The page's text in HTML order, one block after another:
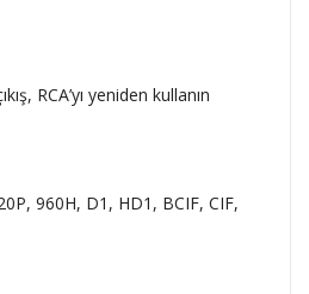
RCA’yı yeniden kullanın
960H, D1, HD1, BCIF, CIF,